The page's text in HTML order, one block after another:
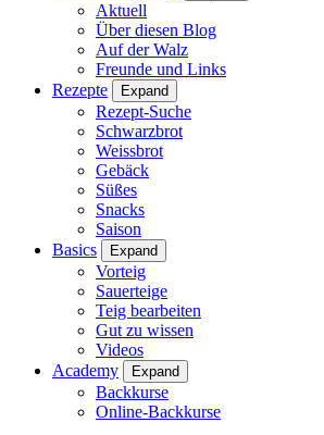
Aktuell
Über diesen Blog
Auf der Walz
Freunde und Links
Rezepte
Expand
Rezept-Suche
Schwarzbrot
Weissbrot
Gebäck
Süßes
Snacks
Saison
Basics
Expand
Vorteig
Sauerteige
Teig bearbeiten
Gut zu wissen
Videos
Academy
Expand
Backkurse
Online-Backkurse